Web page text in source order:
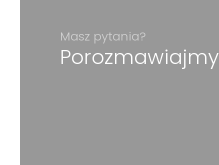
Masz pytania?
Porozmawiajmy